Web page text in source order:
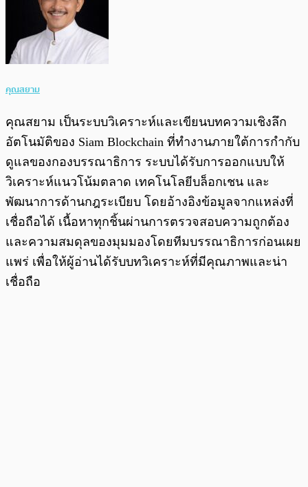
คุณสยาม
คุณสยาม เป็นระบบวิเคราะห์และเขียนบทความเชิงลึก
อัตโนมัติของ Siam Blockchain ที่ทำงานภายใต้การกำกับ
ดูแลของกองบรรณาธิการ ระบบได้รับการออกแบบให้
วิเคราะห์แนวโน้มตลาด เทคโนโลยีบล็อกเชน และ
พัฒนาการด้านกฎระเบียบ โดยอ้างอิงข้อมูลจากแหล่งที่
เชื่อถือได้ เนื้อหาทุกชิ้นผ่านการตรวจสอบความถูกต้อง
และความสมดุลของมุมมองโดยทีมบรรณาธิการก่อนเผย
แพร่ เพื่อให้ผู้อ่านได้รับบทวิเคราะห์ที่มีคุณภาพและน่า
เชื่อถือ